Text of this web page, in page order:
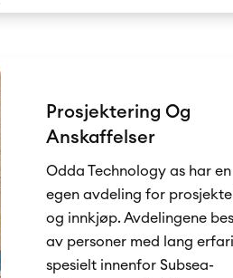
Prosjektering Og
Anskaffelser
Odda Technology as har en
egen avdeling for
og innkjøp. Avdelingene
av personer med lang
spesielt innenfor Subsea-